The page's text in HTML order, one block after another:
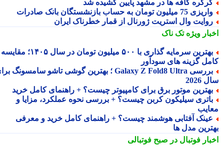
کافه ها در مشهد پایین کشیده شد
75 میلیون تومان به حساب بازنشستگان بانک صادرات
وال استریت ژورنال از قمار خطرناک ایران
ویژهتک ناک
بهترین سرمایه گذاری با ۵۰۰ میلیون تومان در سال ۱۴۰۵؛ مقایسه
گزینه های سودآور
بررسی Galaxy Z Fold8 Ultra ؛ بهترین گوشی تاشو سامسونگ برای
2026
موتور برق برای کامپیوتر چیست؟ + راهنمای کامل خرید
سیلیکون کربن چیست؟ + بررسی نحوه عملکرد، مزایا و
آفتابی هوشمند چیست؟ + راهنمای کامل خرید و معرفی
مدل ها
فوتبال در صبح فوتبالی